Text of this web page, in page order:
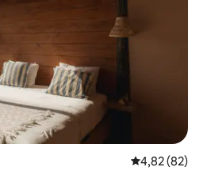
Prosječna
4,82 (82)